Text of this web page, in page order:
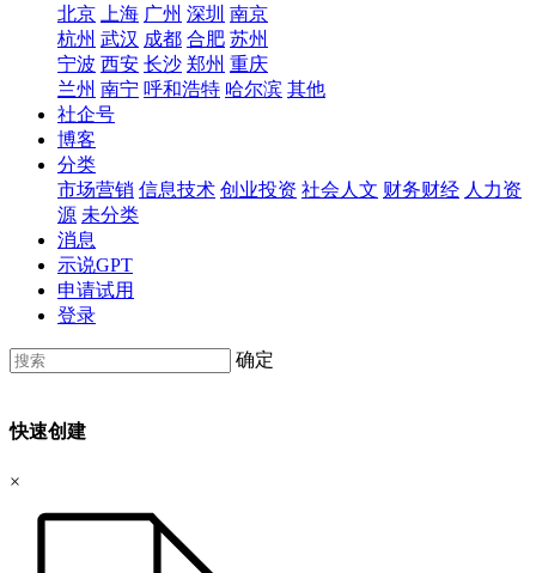
北京
上海 广州 深圳 南京
杭州 武汉 成都 合肥 苏州
宁波 西安 长沙 郑州 重庆
兰州 南宁 呼和浩特 哈尔滨 其他
社企号
博客
分类
市场营销 信息技术 创业投资 社会人文 财务财经 人力资
源 未分类
消息
示说GPT
申请试用
登录
确定
快速创建
×